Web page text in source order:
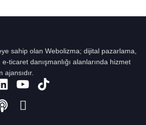
sahip olan Webolizma; dijital pazarlama,
ticaret danışmanlığı alanlarında hizmet